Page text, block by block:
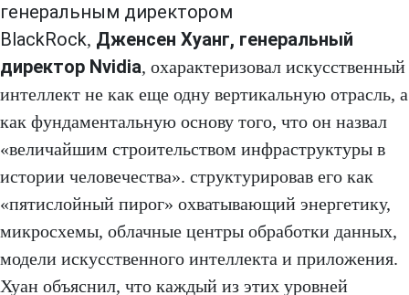
генеральным директором
BlackRock, Дженсен Хуанг, генеральный
директор Nvidia, охарактеризовал искусственный
интеллект не как еще одну вертикальную отрасль, а
как фундаментальную основу того, что он назвал
«величайшим строительством инфраструктуры в
истории человечества». структурировав его как
«пятислойный пирог» охватывающий энергетику,
микросхемы, облачные центры обработки данных,
модели искусственного интеллекта и приложения.
Хуан объяснил, что каждый из этих уровней